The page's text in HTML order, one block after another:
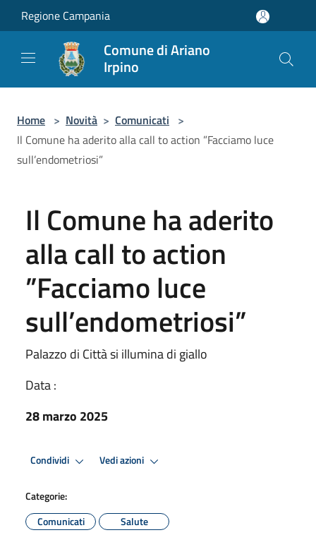
Salta al contenuto principale
Regione Campania
Comune di Ariano
Irpino
Home > Novità > Comunicati >
Il Comune ha aderito alla call to action ”Facciamo luce
sull’endometriosi”
Il Comune ha aderito
alla call to action
”Facciamo luce
sull’endometriosi”
Palazzo di Città si illumina di giallo
Data :
28 marzo 2025
Condividi Vedi azioni
Categorie:
Comunicati
Salute